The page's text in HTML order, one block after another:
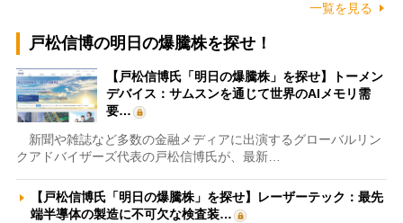
一覧を見る
戸松信博の明日の爆騰株を探せ！
【戸松信博氏「明日の爆騰株」を探せ】トーメン
デバイス：サムスンを通じて世界のAIメモリ需
要…
新聞や雑誌など多数の金融メディアに出演するグローバルリン
クアドバイザーズ代表の戸松信博氏が、最新…
【戸松信博氏「明日の爆騰株」を探せ】レーザーテック：最先
端半導体の製造に不可欠な検査装…